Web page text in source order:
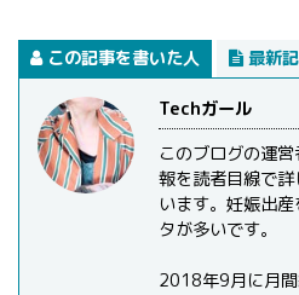
この記事を書いた人 最新
Techガール
このブログの運
報を読者目線で
います。妊娠出
タが多いです。
2018年9月に月